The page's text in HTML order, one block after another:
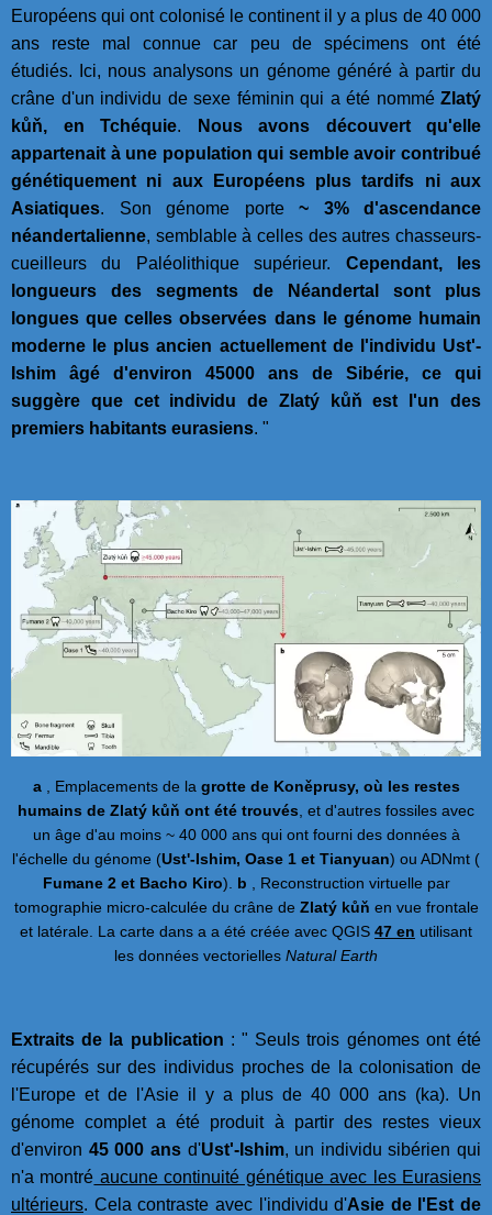
Européens qui ont colonisé le continent il y a plus de 40 000
ans reste mal connue car peu de spécimens ont été
étudiés. Ici, nous analysons un génome généré à partir du
crâne d'un individu de sexe féminin qui a été nommé Zlatý
kůň, en Tchéquie.
Nous avons découvert qu'elle
appartenait à une population qui semble avoir contribué
génétiquement ni aux Européens plus tardifs ni aux
Asiatiques. Son génome porte ~ 3% d'ascendance
néandertalienne, semblable à celles des autres chasseurs-
cueilleurs du Paléolithique supérieur. Cependant, les
longueurs des segments de Néandertal sont plus
longues que celles observées dans le génome humain
moderne le plus ancien actuellement de l'individu Ust'-
Ishim âgé d'environ 45000 ans de Sibérie, ce qui
suggère que cet individu de Zlatý kůň est l'un des
premiers habitants eurasiens. "
a, Emplacements de la grotte de Koněprusy, où les restes
humains de Zlatý kůň ont été trouvés , et d'autres fossiles avec
un âge d'au moins ~ 40 000 ans qui ont fourni des données à
l'échelle du génome (Ust'-Ishim, Oase 1 et Tianyuan) ou ADNmt (
Fumane 2 et Bacho Kiro). b
, Reconstruction virtuelle par
tomographie micro-calculée du crâne de Zlatý kůň en vue frontale
et latérale. La carte dans a a été créée avec QGIS 47 en utilisant
les données vectorielles Natural Earth
Extraits de la publication : " Seuls trois génomes ont été
récupérés sur des individus proches de la colonisation de
l'Europe et de l'Asie il y a plus de 40 000 ans (ka). Un
génome complet a été produit à partir des restes vieux
d'environ 45 000 ansd'Ust'-Ishim, un individu sibérien qui
n'a montré aucune continuité génétique avec les Eurasiens
ultérieurs. Cela contraste avec l'individu d'Asie de l'Est de